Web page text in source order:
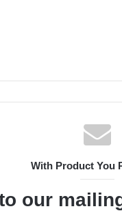
With Product You
our